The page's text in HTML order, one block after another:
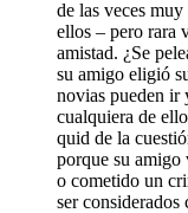
de las veces muy
ellos – pero rara
amistad. ¿Se
su amigo eligió
novias pueden ir
cualquiera de
quid de la
porque su amigo
o cometido un
ser considerados